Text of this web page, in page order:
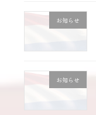
お知らせ
お知らせ